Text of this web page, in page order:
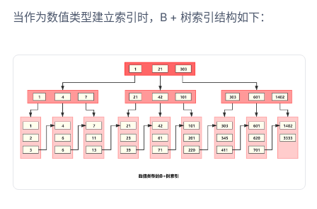
当作为数值类型建立索引时，B + 树索引结构如下：